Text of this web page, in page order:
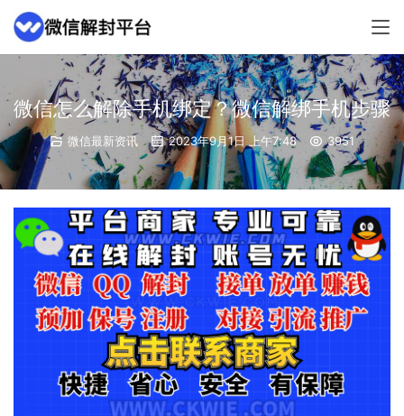
微信怎么解除手机绑定？微信解绑手机步骤
微信最新资讯 2023年9月1日 上午7:48 3951